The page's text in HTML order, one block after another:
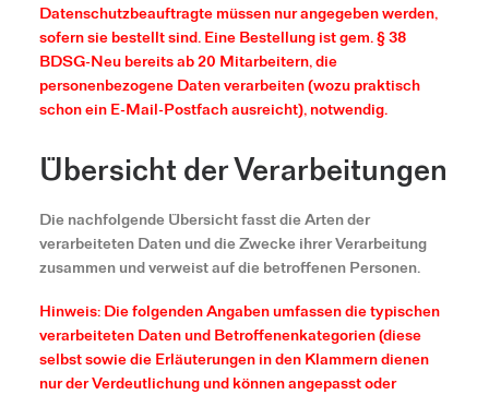
Datenschutzbeauftragte müssen nur angegeben werden,
sofern sie bestellt sind. Eine Bestellung ist gem. § 38
BDSG-Neu bereits ab 20 Mitarbeitern, die
personenbezogene Daten verarbeiten (wozu praktisch
schon ein E-Mail-Postfach ausreicht), notwendig.
Übersicht der Verarbeitungen
Die nachfolgende Übersicht fasst die Arten der
verarbeiteten Daten und die Zwecke ihrer Verarbeitung
zusammen und verweist auf die betroffenen Personen.
Hinweis: Die folgenden Angaben umfassen die typischen
verarbeiteten Daten und Betroffenenkategorien (diese
selbst sowie die Erläuterungen in den Klammern dienen
nur der Verdeutlichung und können angepasst oder